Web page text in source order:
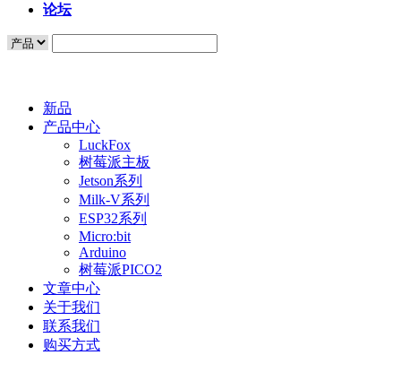
论坛
新品
产品中心
LuckFox
树莓派主板
Jetson系列
Milk-V系列
ESP32系列
Micro:bit
Arduino
树莓派PICO2
文章中心
关于我们
联系我们
购买方式